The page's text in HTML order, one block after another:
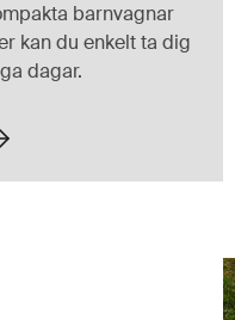
barnvagnar
kan du enkelt ta dig
dagar.
car seat adapter for Maxi-
car seat adapter single